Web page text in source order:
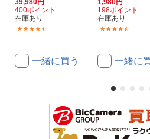
39,980円
400ポイント
在庫あり
一緒に買う
1,980円
198ポイント
在庫あり
一緒に